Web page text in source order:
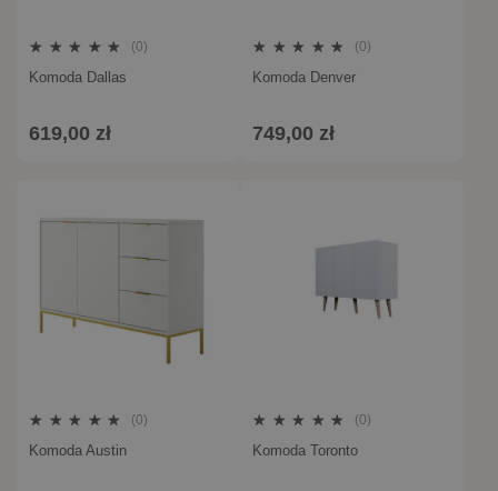
(0)
Komoda Dallas
619,00 zł
(0)
Komoda Denver
749,00 zł
(0)
Komoda Austin
(0)
Komoda Toronto